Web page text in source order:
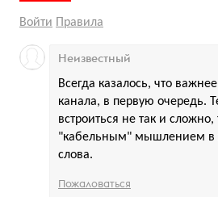
Войти Правила
Всегда казалось, что
канала, в первую очередь.
встроиться не так и
"кабельным" мышлением в
слова.
Неизвестный
Пожаловаться